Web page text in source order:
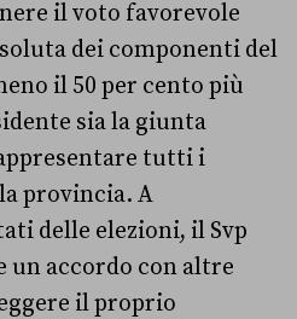
il voto favorevole
dei componenti del
il 50 per cento più
sia la giunta
tutti i
provincia. A
delle elezioni, il Svp
un accordo con altre
il proprio